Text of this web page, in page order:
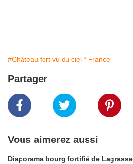
#Château fort vu du ciel * France
Partager
Vous aimerez aussi
Diaporama bourg fortifié de Lagrasse